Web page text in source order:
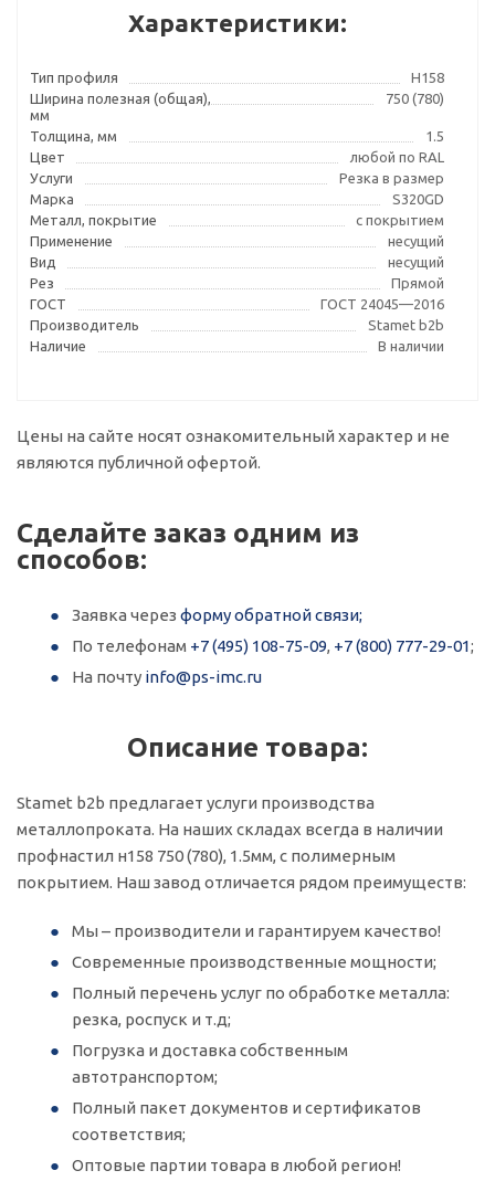
Характеристики:
Тип профиля
Н158
Ширина полезная (общая),
мм
750 (780)
Толщина, мм
1.5
Цвет
любой по RAL
Услуги
Резка в размер
Марка
S320GD
Металл, покрытие
с покрытием
Применение
несущий
Вид
несущий
Рез
Прямой
ГОСТ
ГОСТ 24045—2016
Производитель
Stamet b2b
Наличие
В наличии
Цены на сайте носят ознакомительный характер и не
являются публичной офертой.
Сделайте заказ одним из
способов:
Заявка через форму обратной связи;
По телефонам +7 (495) 108-75-09, +7 (800) 777-29-01;
На почту info@ps-imc.ru
Описание товара:
Stamet b2b предлагает услуги производства
металлопроката. На наших складах всегда в наличии
профнастил н158 750 (780), 1.5мм, с полимерным
покрытием. Наш завод отличается рядом преимуществ:
Мы – производители и гарантируем качество!
Современные производственные мощности;
Полный перечень услуг по обработке металла:
резка, роспуск и т.д;
Погрузка и доставка собственным
автотранспортом;
Полный пакет документов и сертификатов
соответствия;
Оптовые партии товара в любой регион!